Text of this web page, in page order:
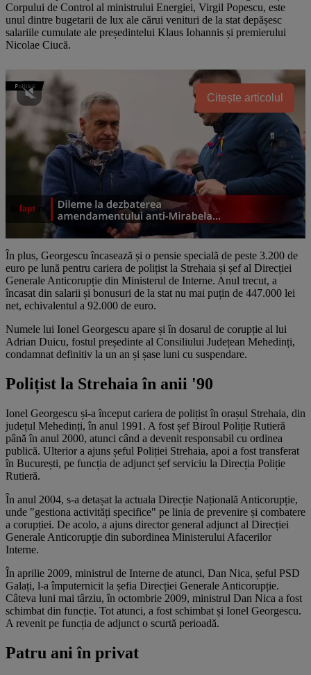
Corpului de Control al ministrului Energiei, Virgil Popescu, este
unul dintre bugetarii de lux ale cărui venituri de la stat depășesc
salariile cumulate ale președintelui Klaus Iohannis și premierului
Nicolae Ciucă.
Citește articolul
În plus, Georgescu încasează și o pensie specială de peste 3.200 de
euro pe lună pentru cariera de polițist la Strehaia și șef al Direcției
Generale Anticorupție din Ministerul de Interne. Anul trecut, a
încasat din salarii și bonusuri de la stat nu mai puțin de 447.000 lei
net, echivalentul a 92.000 de euro.
Numele lui Ionel Georgescu apare și în dosarul de corupție al lui
Adrian Duicu, fostul președinte al Consiliului Județean Mehedinți,
condamnat definitiv la un an și șase luni cu suspendare.
Polițist la Strehaia în anii '90
Ionel Georgescu și-a început cariera de polițist în orașul Strehaia, din
județul Mehedinți, în anul 1991. A fost șef Biroul Poliție Rutieră
până în anul 2000, atunci când a devenit responsabil cu ordinea
publică. Ulterior a ajuns șeful Poliției Strehaia, apoi a fost transferat
în București, pe funcția de adjunct șef serviciu la Direcția Poliție
Rutieră.
În anul 2004, s-a detașat la actuala Direcție Națională Anticorupție,
unde "gestiona activități specifice" pe linia de prevenire și combatere
a corupției. De acolo, a ajuns director general adjunct al Direcției
Generale Anticorupție din subordinea Ministerului Afacerilor
Interne.
În aprilie 2009, ministrul de Interne de atunci, Dan Nica, șeful PSD
Galați, l-a împuternicit la șefia Direcției Generale Anticorupție.
Câteva luni mai târziu, în octombrie 2009, ministrul Dan Nica a fost
schimbat din funcție. Tot atunci, a fost schimbat și Ionel Georgescu.
A revenit pe funcția de adjunct o scurtă perioadă.
Patru ani în privat